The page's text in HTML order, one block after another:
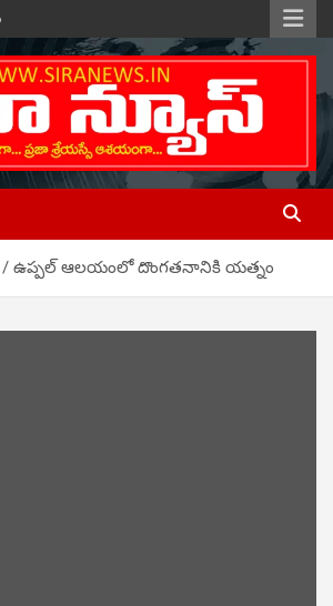
ఉప్పల్ ఆలయంలో దొంగతనానికి యత్నం